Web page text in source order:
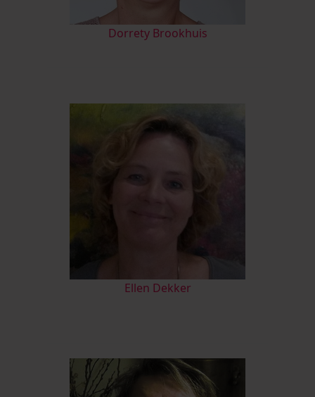
Dorrety Brookhuis
Ellen Dekker